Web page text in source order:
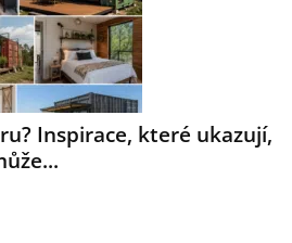
Inspirace, které ukazují,